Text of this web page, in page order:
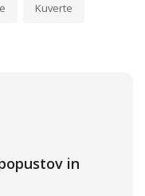
Kuverte
in